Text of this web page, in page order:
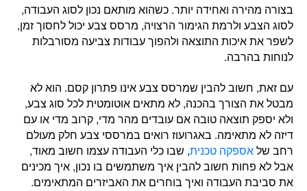
בצורה מהירה ואחידה יותר. כשהוא מותאם נכון לסוג העבודה,
לסוג הצבע ולרמת הגימור הרצויה, מרסס צבע יכול לחסוך זמן,
לשפר את איכות התוצאה ולהפוך עבודות צביעה מסורבלות
לנוחות בהרבה.
עם זאת, חשוב להבין שמרסס צבע אינו פתרון קסם. הוא לא
מבטל את הצורך בהכנה, לא מתאים אוטומטית לכל סוג צבע,
ולא יספק תוצאה טובה אם עובדים מהר מדי, קרוב מדי או עם
דיזה לא מתאימה. באגרועוז רואים במרססי צבע חלק מעולם
רחב שלאספקה טכנית, שבו כלי העבודה עצמו חשוב מאוד,
אבל לא פחות חשוב להבין איך משתמשים בו נכון, איך מכינים
את סביבת העבודה ואיך בוחרים את האביזרים המתאימים.